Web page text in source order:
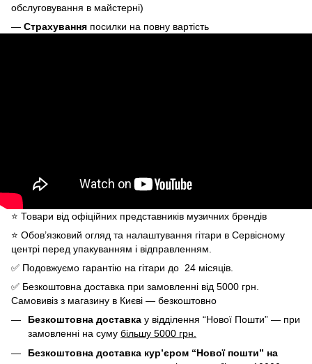
обслуговування в майстерні)
— Страхування посилки на повну вартість
⭐️ Товари від офіційних представників музичних брендів
⭐️ Обов’язковий огляд та налаштування гітари в Сервісному
центрі перед упакуванням і відправленням.
✅ Подовжуємо гарантію на гітари до 24 місяців.
✅ Безкоштовна доставка при замовленні від 5000 грн.
Самовивіз з магазину в Києві — безкоштовно
Безкоштовна доставка у відділення “Нової Пошти” — при
замовленні на суму більшу 5000 грн.
Безкоштовна доставка кур’єром “Нової пошти” на